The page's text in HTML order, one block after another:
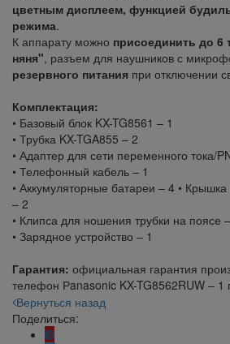
цветным дисплеем, функцией
режима.
К аппарату можно присоединить до 6
няня", разъем для наушников с
резервного питания при отключении
Комплектация:
• Базовый блок KX-TG8561 – 1
• Трубка KX-TGA855 – 2
• Адаптер для сети переменного тока/
• Телефонный кабель – 1
• Аккумуляторные батареи – 4 •
– 2
• Клипса для ношения трубки на поясе
• Зарядное устройство – 1
Гарантия: официальная гарантия
телефон Рanasonic KX-TG8562RUW – 1
Вернуться назад
Поделиться: